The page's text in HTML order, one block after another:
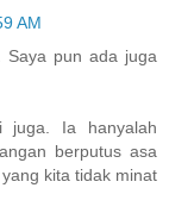
AM
Saya pun ada juga
juga. Ia hanyalah
berputus asa
kita tidak minat